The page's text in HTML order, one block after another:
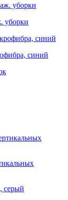
уборки
синий